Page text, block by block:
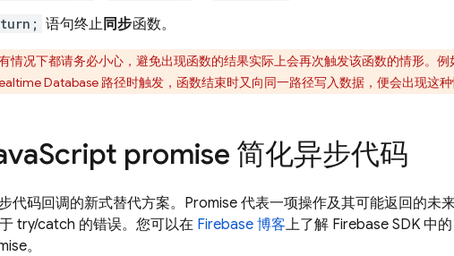
语句终止同步函数。
情况下都请务必小心，避免出现函数的结果实际上会再次触发该函数的情形。
Database 路径时触发，函数结束时又向同一路径写入数据，便会出现这种
Script promise 简化异步代码
代码回调的新式替代方案。Promise 代表一项操作及其可能返回的未
try/catch 的错误。您可以在 Firebase 博客上了解 Firebase SDK 中
。